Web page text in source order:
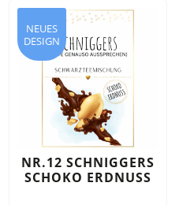
NEUES
DESIGN
NR.12 SCHNIGGERS
SCHOKO ERDNUSS